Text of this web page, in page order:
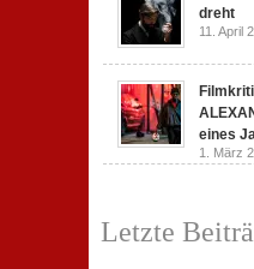
dreht
11. April
eines
1. März
Letzte